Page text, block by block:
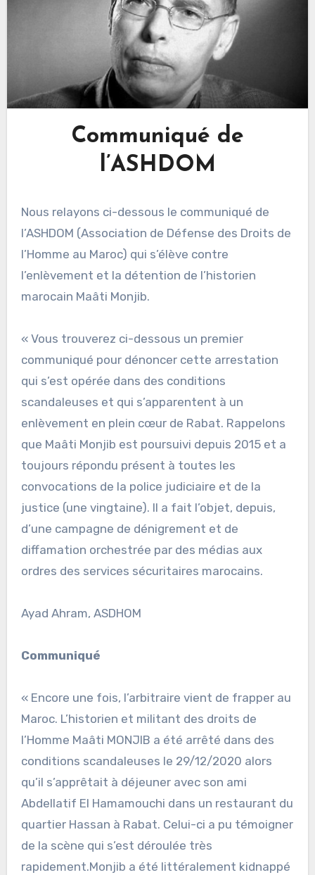
Communiqué de
l’ASHDOM
Nous relayons ci-dessous le communiqué de
l’ASHDOM (Association de Défense des Droits de
l’Homme au Maroc) qui s’élève contre
l’enlèvement et la détention de l’historien
marocain Maâti Monjib.
« Vous trouverez ci-dessous un premier
communiqué pour dénoncer cette arrestation
qui s’est opérée dans des conditions
scandaleuses et qui s’apparentent à un
enlèvement en plein cœur de Rabat. Rappelons
que Maâti Monjib est poursuivi depuis 2015 et a
toujours répondu présent à toutes les
convocations de la police judiciaire et de la
justice (une vingtaine). Il a fait l’objet, depuis,
d’une campagne de dénigrement et de
diffamation orchestrée par des médias aux
ordres des services sécuritaires marocains.
Ayad Ahram, ASDHOM
Communiqué
« Encore une fois, l’arbitraire vient de frapper au
Maroc. L’historien et militant des droits de
l’Homme Maâti MONJIB a été arrêté dans des
conditions scandaleuses le 29/12/2020 alors
qu’il s’apprêtait à déjeuner avec son ami
Abdellatif El Hamamouchi dans un restaurant du
quartier Hassan à Rabat. Celui-ci a pu témoigner
de la scène qui s’est déroulée très
rapidement.Monjib a été littéralement kidnappé